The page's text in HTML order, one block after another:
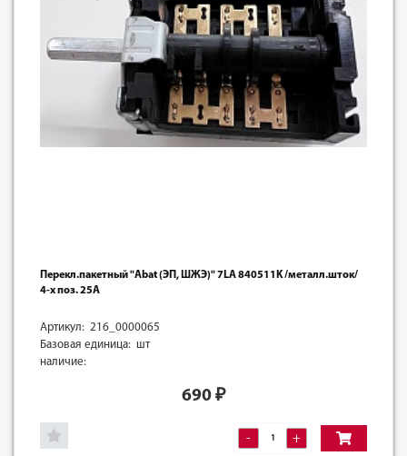
Перекл.пакетный "Abat (ЭП, ШЖЭ)" 7LA 840511K /металл.шток/
4-х поз. 25А
Артикул: 216_0000065
Базовая единица: шт
наличие:
690 ₽
- +